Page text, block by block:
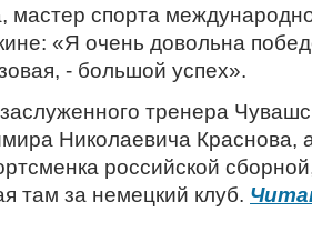
мастер спорта
«Я очень довольна
- большой успех».
тренера
Николаевича Краснова,
российской
там за немецкий клуб.